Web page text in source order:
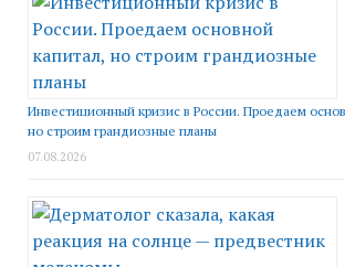
Инвестиционный кризис в России. Проедаем
но строим грандиозные планы
07.08.2026